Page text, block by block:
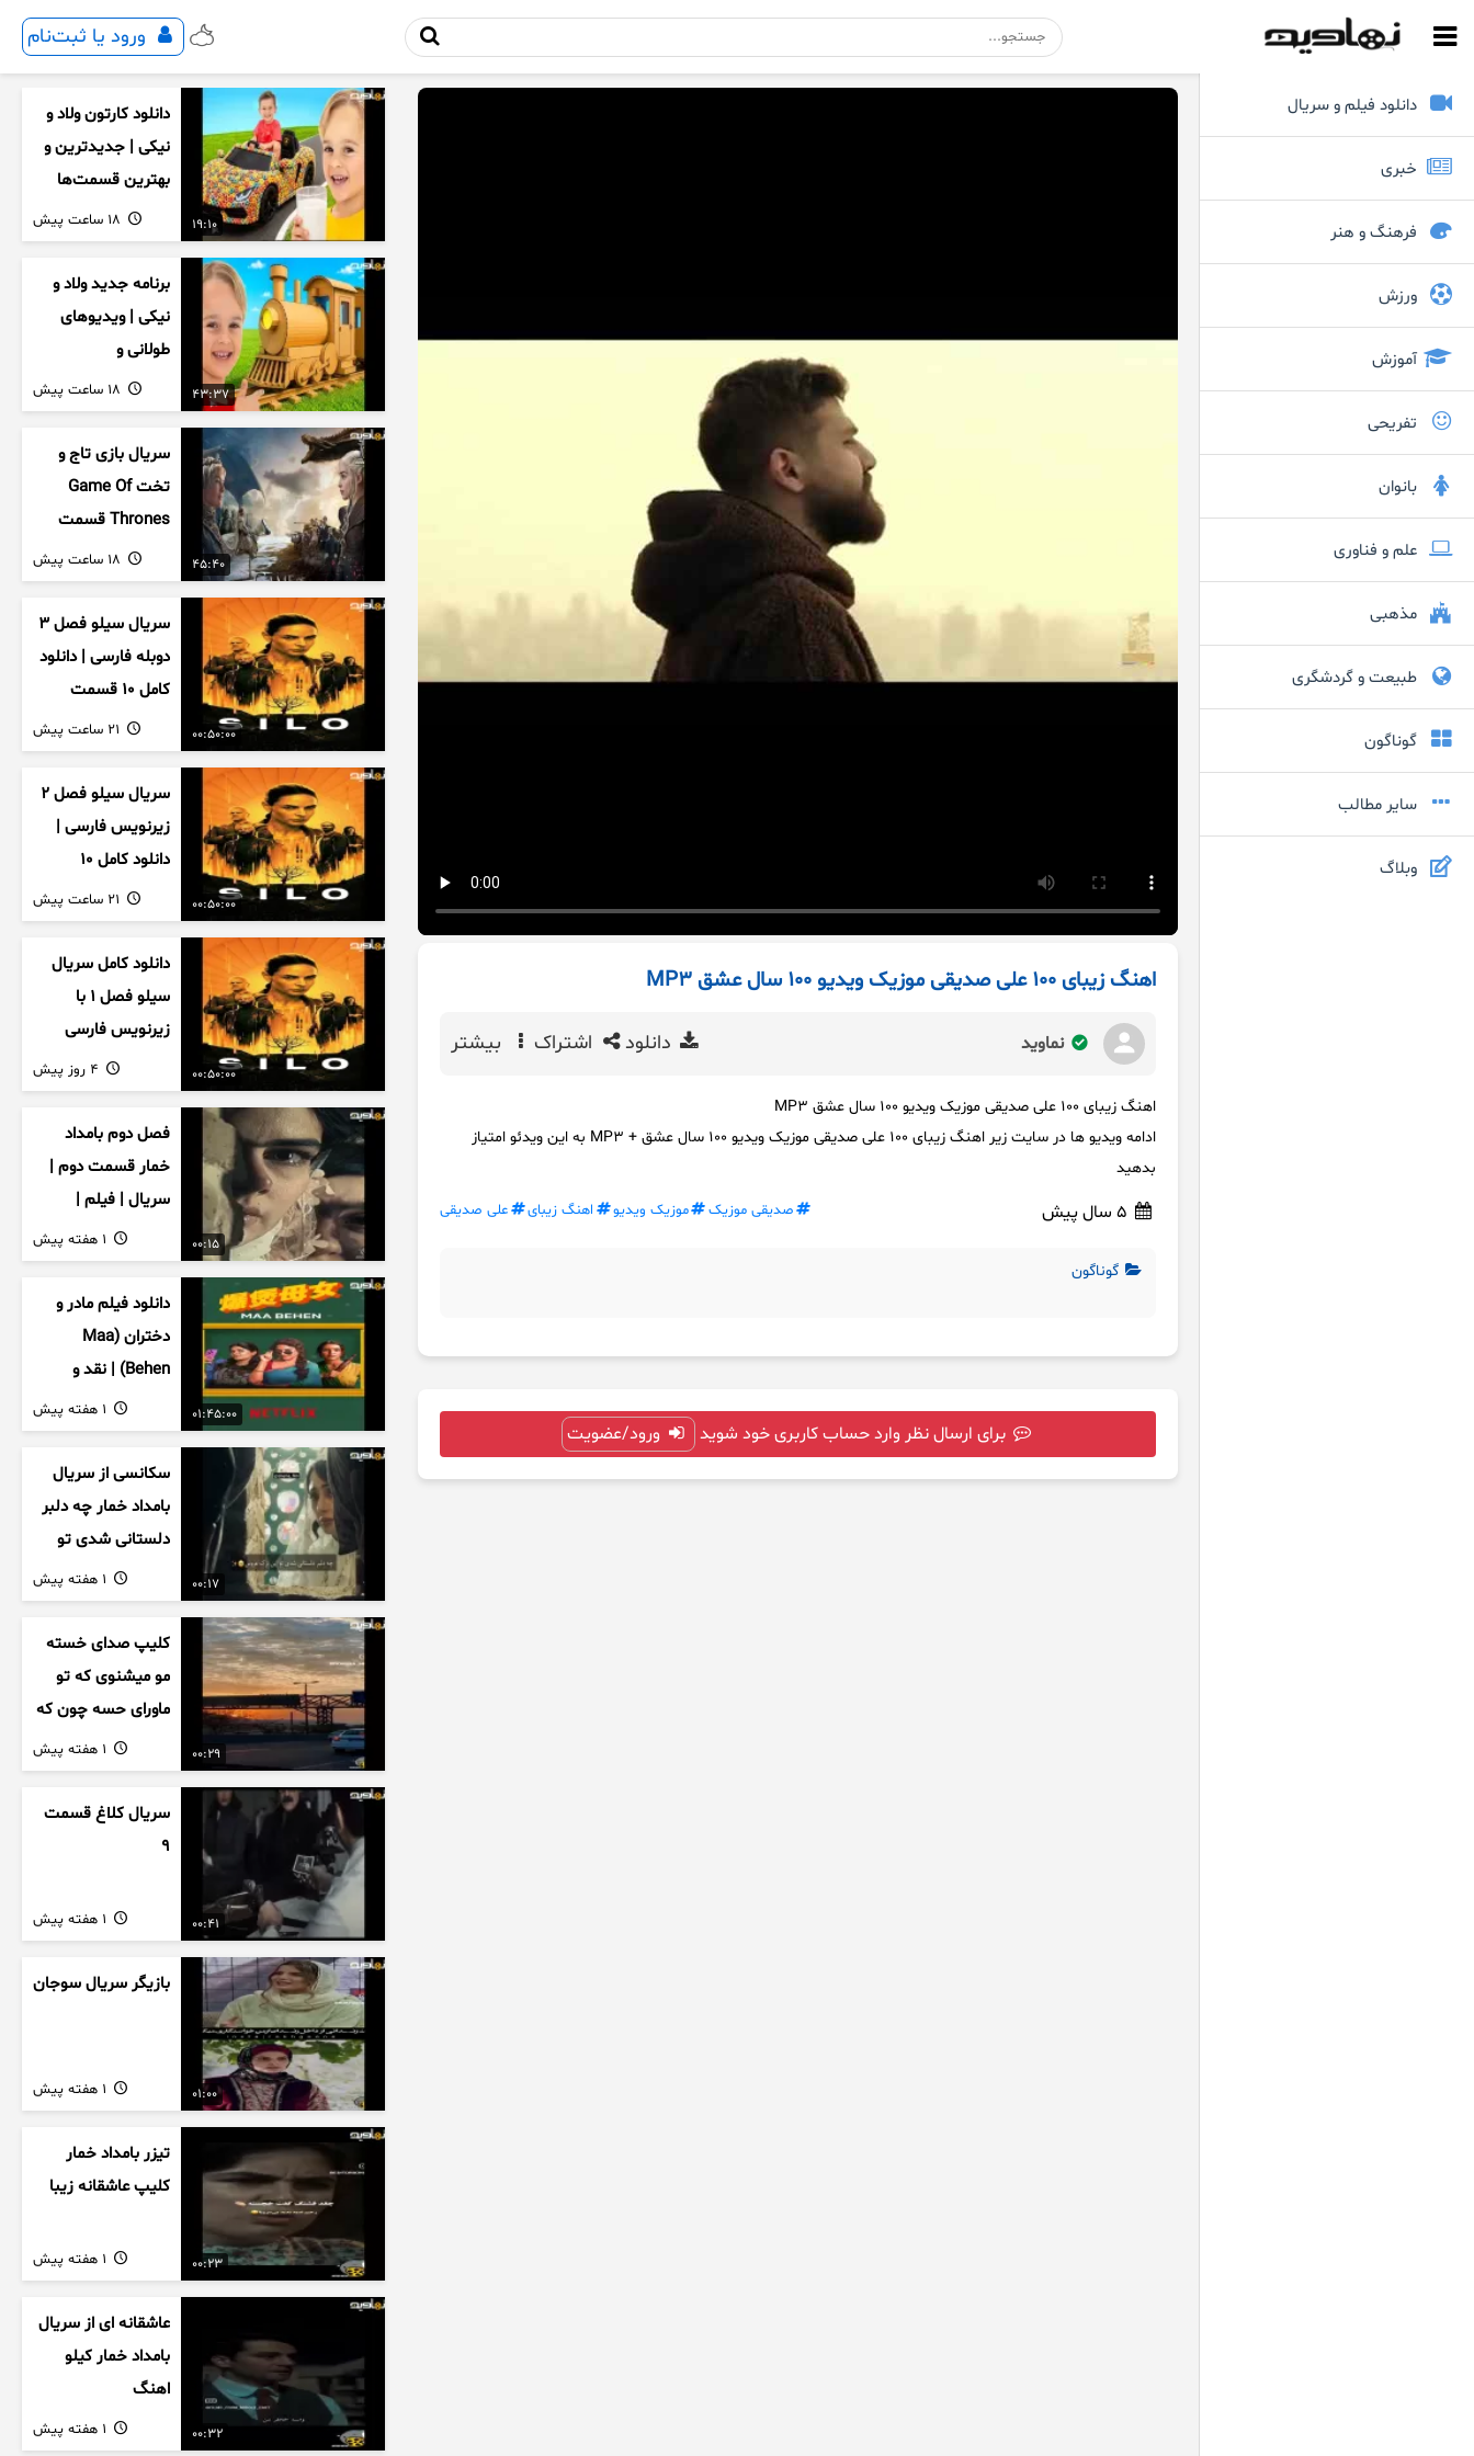
ورود یا ثبت‌نام
دانلود فیلم و سریال
خبری
فرهنگ و هنر
ورزش
آموزش
تفریحی
بانوان
علم و فناوری
مذهبی
طبیعت و گردشگری
گوناگون
سایر مطالب
وبلاگ
اهنگ زیبای ۱۰۰ علی صدیقی موزیک ویدیو ۱۰۰ سال عشق MP3
نماوید دانلود اشتراک بیشتر
اهنگ زیبای ۱۰۰ علی صدیقی موزیک ویدیو ۱۰۰ سال عشق MP3
ادامه ویدیو ها در سایت زیر اهنگ زیبای ۱۰۰ علی صدیقی موزیک ویدیو ۱۰۰ سال عشق + MP3 به این ویدئو امتیاز
بدهید
صدیقی موزیک موزیک ویدیو اهنگ زیبای علی صدیقی
گوناگون
برای ارسال نظر وارد حساب کاربری خود شوید ورود/عضویت
19:10
دانلود کارتون ولاد و
نیکی | جدیدترین و
بهترین قسمت‌ها
43:37
برنامه جدید ولاد و
نیکی | ویدیوهای
طولانی و
سرگرم‌کننده کودکان
45:40
سریال بازی تاج و
تخت Game Of
Thrones قسمت
دوم فصل اول
زیرنویس فارسی
00:50:00
سریال سیلو فصل ۳
دوبله فارسی | دانلود
کامل ۱۰ قسمت
00:50:00
سریال سیلو فصل ۲
زیرنویس فارسی |
دانلود کامل ۱۰
قسمت
00:50:00
دانلود کامل سریال
سیلو فصل ۱ با
زیرنویس فارسی
00:15
فصل دوم بامداد
خمار قسمت دوم |
سریال | فیلم |
نمایش خانگی |
محبوبه | سینمایی
01:45:00
دانلود فیلم مادر و
دختران (Maa
Behen) | نقد و
بررسی درام خانوادگی
هندی
00:17
سکانسی از سریال
بامداد خمار چه دلبر
دلستانی شدی تو
این بزک عروس..
00:29
کلیپ صدای خسته
مو میشنوی که تو
ماورای حسه چون که
داریم می رسیم به
اخرای قصه
00:41
سریال کلاغ قسمت
9
01:00
بازیگر سریال سوجان
00:23
تیزر بامداد خمار
کلیپ عاشقانه زیبا
00:32
عاشقانه ای از سریال
بامداد خمار کیلو
اهنگ